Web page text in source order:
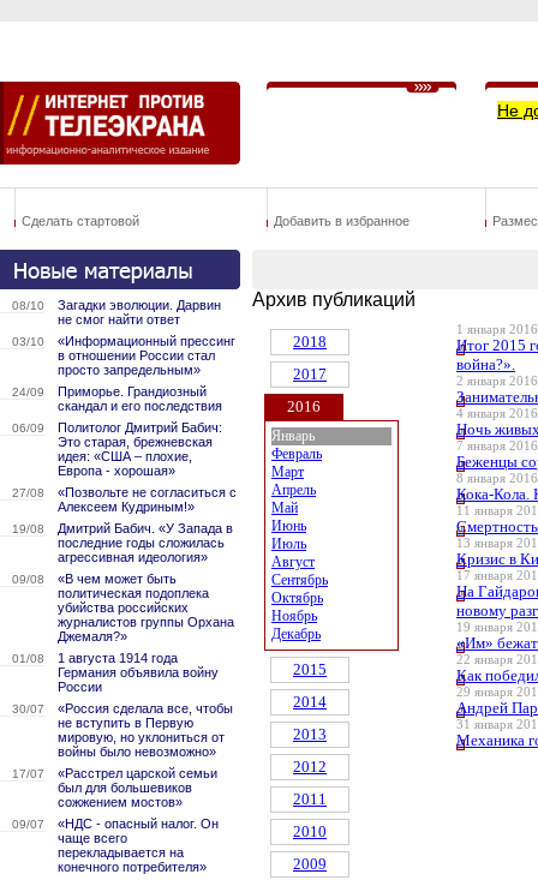
Не
Сделать стартовой Добавить в избранное
08/10
Загадки эволюции. Дарвин
не смог найти ответ
03/10
«Информационный прессинг
в отношении России стал
просто запредельным»
24/09
Приморье. Грандиозный
скандал и его последствия
06/09
Политолог Дмитрий Бабич:
Это старая, брежневская
идея: «США – плохие,
Европа - хорошая»
27/08
«Позвольте не согласиться с
Алексеем Кудриным!»
19/08
Дмитрий Бабич. «У Запада в
последние годы сложилась
агрессивная идеология»
09/08
«В чем может быть
политическая подоплека
убийства российских
журналистов группы Орхана
Джемаля?»
01/08
1 августа 1914 года
Германия объявила войну
России
30/07
«Россия сделала все, чтобы
не вступить в Первую
мировую, но уклониться от
войны было невозможно»
17/07
«Расстрел царской семьи
был для большевиков
сожжением мостов»
09/07
«НДС - опасный налог. Он
чаще всего
перекладывается на
конечного потребителя»
Архив публикаций
2018
2017
2016
Январь
Февраль
Март
Апрель
Май
Июнь
Июль
Август
Сентябрь
Октябрь
Ноябрь
Декабрь
2015
2014
2013
2012
2011
2010
2009
1 января
Итог 2015
война?».
2 января
4 января
Ночь живых
7 января
Беженцы
8 января
Кока-Кола.
11 января
13 января
Кризис в
17 января
На
новому
19 января
«Им»
22 января
Как
29 января
Андрей
31 января
Механика